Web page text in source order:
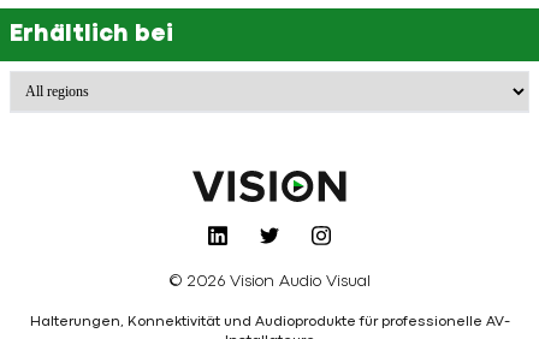
Erhältlich bei
© 2026 Vision Audio Visual
Halterungen, Konnektivität und Audioprodukte für professionelle AV-